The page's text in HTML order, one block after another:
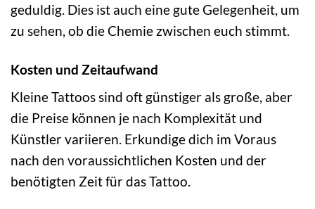
geduldig. Dies ist auch eine gute Gelegenheit, um
zu sehen, ob die Chemie zwischen euch stimmt.
Kosten und Zeitaufwand
Kleine Tattoos sind oft günstiger als große, aber
die Preise können je nach Komplexität und
Künstler variieren. Erkundige dich im Voraus
nach den voraussichtlichen Kosten und der
benötigten Zeit für das Tattoo.